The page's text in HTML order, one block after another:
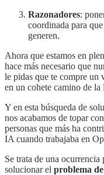
Razonadores:
coordinada para
generen.
Ahora que estamos en
hace más necesario que
le pidas que te compre un
en un cohete camino de la
Y en esta búsqueda de
nos acabamos de topar
personas que más ha
IA cuando trabajaba en
Se trata de una
solucionar el problema